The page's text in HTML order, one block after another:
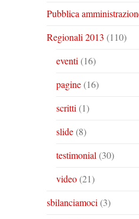
Pubblica
Regionali 2013 (110)
eventi (16)
pagine(16)
scritti (1)
slide(8)
testimonial (30)
video(21)
sbilanciamoci (3)